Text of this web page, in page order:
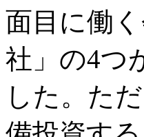
面目に働
社」の4つ
した。た